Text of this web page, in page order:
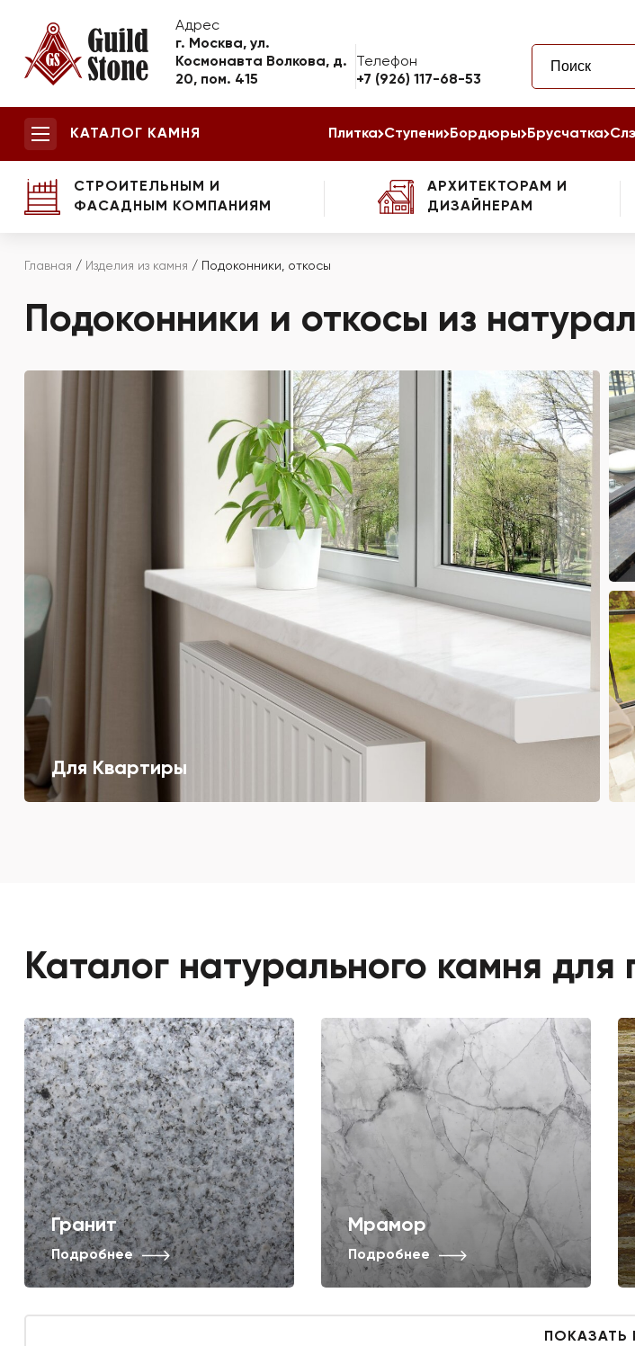
Адрес
г. Москва, ул.
Космонавта Волкова, д.
20, пом. 415
Телефон
+7 (926) 117-68-53
КАТАЛОГ КАМНЯ Плитка Ступени Бордюры Брусчатка
СТРОИТЕЛЬНЫМ И
ФАСАДНЫМ КОМПАНИЯМ
АРХИТЕКТОРАМ И
ДИЗАЙНЕРАМ
Главная / Изделия из камня / Подоконники, откосы
Подоконники и откосы из
Для Квартиры
Каталог натурального камня для
Гранит
Подробнее
Мрамор
Подробнее
ПОКАЗАТЬ